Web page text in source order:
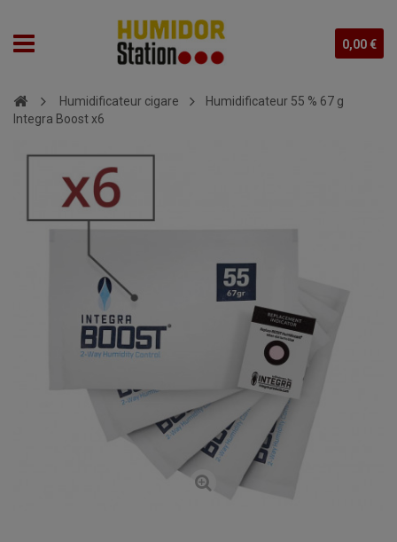
0,00 €
Humidificateur cigare
Humidificateur 55 % 67 g
Integra Boost x6